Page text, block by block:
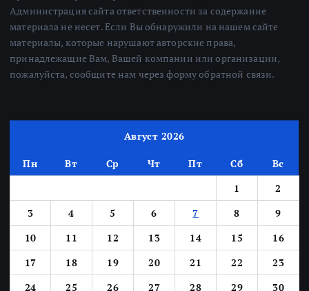
Администрация сайта ответственности за содержание
материала не несет. Если Вы обнаружили на нашем сайте
материалы, которые нарушают авторские права,
принадлежащие Вам, Вашей компании или организации,
пожалуйста, сообщите нам через форму обратной связи.
Август 2026
Пн Вт Ср Чт Пт Сб
Вс
1
2
3
4 5 6 7 8
9
10
11 12 13 14 15
16
17
18 19 20 21 22
23
24
25 26 27 28 29
30